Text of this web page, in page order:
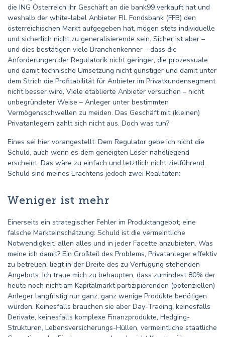
die ING Österreich ihr Geschäft an die bank99 verkauft hat und
weshalb der white-label Anbieter FIL Fondsbank (FFB) den
österreichischen Markt aufgegeben hat, mögen stets individuelle
und sicherlich nicht zu generalisierende sein. Sicher ist aber –
und dies bestätigen viele Branchenkenner – dass die
Anforderungen der Regulatorik nicht geringer, die prozessuale
und damit technische Umsetzung nicht günstiger und damit unter
dem Strich die Profitabilität für Anbieter im Privatkundensegment
nicht besser wird. Viele etablierte Anbieter versuchen – nicht
unbegründeter Weise – Anleger unter bestimmten
Vermögensschwellen zu meiden. Das Geschäft mit (kleinen)
Privatanlegern zahlt sich nicht aus. Doch was tun?
Eines sei hier vorangestellt: Dem Regulator gebe ich nicht die
Schuld, auch wenn es dem geneigten Leser naheliegend
erscheint. Das wäre zu einfach und letztlich nicht zielführend.
Schuld sind meines Erachtens jedoch zwei Realitäten:
Weniger ist mehr
Einerseits ein strategischer Fehler im Produktangebot; eine
falsche Markteinschätzung: Schuld ist die vermeintliche
Notwendigkeit, allen alles und in jeder Facette anzubieten. Was
meine ich damit? Ein Großteil des Problems, Privatanleger effektiv
zu betreuen, liegt in der Breite des zu Verfügung stehenden
Angebots. Ich traue mich zu behaupten, dass zumindest 80% der
heute noch nicht am Kapitalmarkt partizipierenden (potenziellen)
Anleger langfristig nur ganz, ganz wenige Produkte benötigen
würden. Keinesfalls brauchen sie aber Day-Trading, keinesfalls
Derivate, keinesfalls komplexe Finanzprodukte, Hedging-
Strukturen, Lebensversicherungs-Hüllen, vermeintliche staatliche